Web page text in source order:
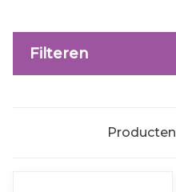
Filteren
Producten